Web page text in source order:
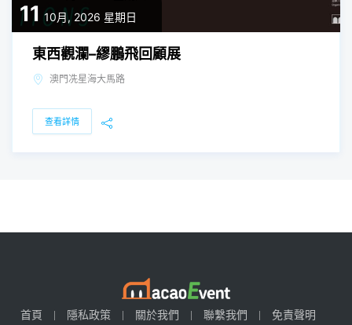
11 10月, 2026 星期日
東西觀瀾–繆鵬飛回顧展
澳門冼星海大馬路
查看詳情
首頁 隱私政策 關於我們 聯繫我們 免責聲明